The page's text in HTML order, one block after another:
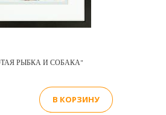
РЫБКА И СОБАКА"
В КОРЗИНУ